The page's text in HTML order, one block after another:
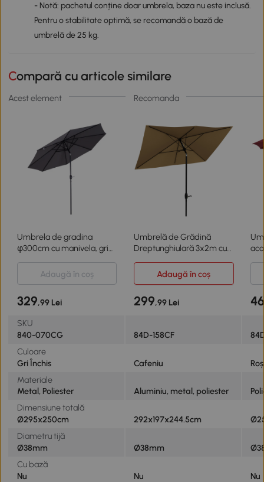
- Notă: pachetul conține doar umbrela, baza nu este inclusă.
Pentru o stabilitate optimă, se recomandă o bază de
umbrelă de 25 kg.
Compară cu articole similare
Acest element Recomanda
Umbrela de gradina
φ300cm cu manivela, gri
Umbrelă de Grădină
Dreptunghiulară 3x2m cu
Adaugă în coș
Adaugă în coș
329,99 Lei 299,99 Lei
SKU
840-070CG
84D-158CF
Culoare
Gri Închis
Cafeniu
Materiale
Metal, Poliester
Aluminiu, metal, poliester
Dimensiune totală
Ø295x250cm
292x197x244.5cm
Diametru tijă
Ø38mm
Ø38mm
Cu bază
Nu
Nu
Nu